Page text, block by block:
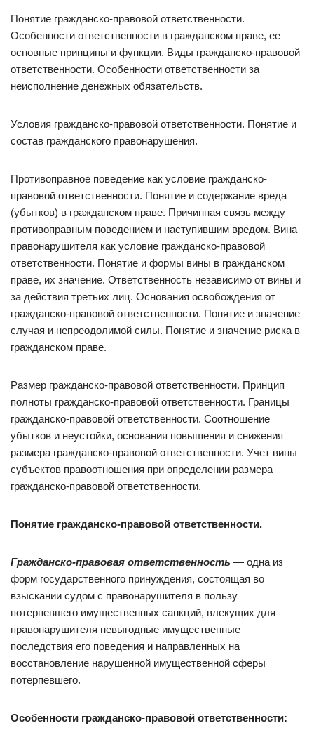
Понятие гражданско-правовой ответственности.
Особенности ответственности в гражданском праве, ее
основные принципы и функции. Виды гражданско-правовой
ответственности. Особенности ответственности за
неисполнение денежных обяза­тельств.
Условия гражданско-правовой ответственности. Понятие и
состав гражданского правонарушения.
Противоправное поведение как условие гражданско-
правовой ответственности. Понятие и содержание вреда
(убытков) в гражданском праве. Причинная связь ме­жду
противоправным поведением и наступившим вредом. Вина
правонарушителя как условие гражданско-правовой
ответственности. Понятие и формы вины в гражданском
праве, их значение. Ответственность незави­симо от вины и
за действия третьих лиц. Основания освобождения от
гражданско-правовой ответственности. Понятие и значение
случая и непреодолимой силы. По­нятие и значение риска в
гражданском праве.
Размер гражданско-правовой ответственности. Принцип
полноты гражданско-правовой ответственности. Границы
гражданско-правовой ответственности. Соот­ношение
убытков и неустойки, основания повышения и снижения
размера граж­данско-правовой ответственности. Учет вины
субъектов правоотношения при оп­ределении размера
гражданско-правовой ответственности.
Понятие гражданско-правовой ответственности.
Гражданско-правовая ответственность — одна из
форм государственного принуждения, состоящая во
взыскании судом с правонарушителя в пользу
потерпевшего имущественных санкций, влекущих для
правонарушителя невыгодные имущественные
последствия его поведения и направленных на
восстановление нарушенной имущественной сферы
потерпевшего.
Особенности гражданско-правовой ответственности: